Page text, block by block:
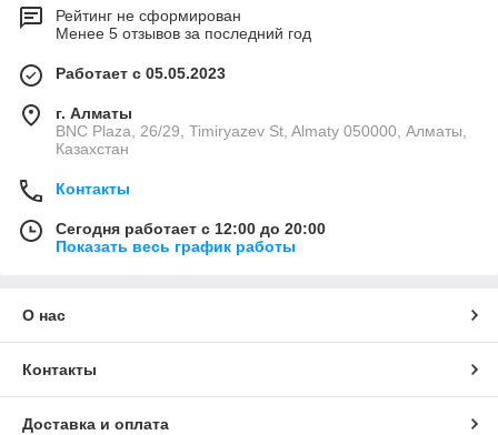
Рейтинг не сформирован
Менее 5 отзывов за последний год
Работает с 05.05.2023
г. Алматы
BNC Plaza, 26/29, Timiryazev St, Almaty 050000, Алматы,
Казахстан
Контакты
Сегодня работает с 12:00 до 20:00
Показать весь график работы
О нас
Контакты
Доставка и оплата